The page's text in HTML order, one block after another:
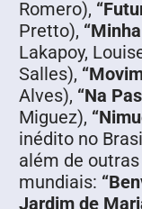
Romero),
Pretto),
Lakapoy,
Salles),
Alves), “Na
Miguez),
inédito no
além de
mundiais:
Jardim de